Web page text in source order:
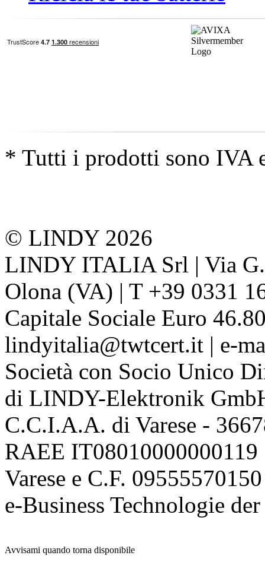
* Tutti i prodotti sono IVA
© LINDY 2026
LINDY ITALIA Srl | Via
Olona (VA) | T +39 0331
Capitale Sociale Euro
lindyitalia@twtcert.it | e-
Società con Socio Unico
di LINDY-Elektronik
C.C.I.A.A. di Varese -
RAEE
Varese e C.F. 09555570150
e-Business Technologie
Avvisami quando torna disponibile